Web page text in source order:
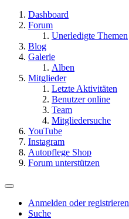
Dashboard
Forum
Unerledigte Themen
Blog
Galerie
Alben
Mitglieder
Letzte Aktivitäten
Benutzer online
Team
Mitgliedersuche
YouTube
Instagram
Autopflege Shop
Forum unterstützen
Anmelden oder registrieren
Suche